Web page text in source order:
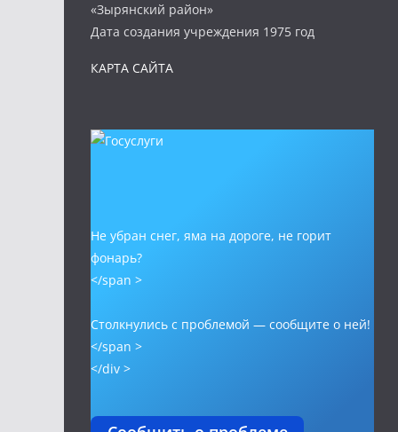
«Зырянский район»
Дата создания учреждения 1975 год
КАРТА САЙТА
Не убран снег, яма на дороге, не горит
фонарь?
</span >
Столкнулись с проблемой — сообщите о ней!
</span >
</div >